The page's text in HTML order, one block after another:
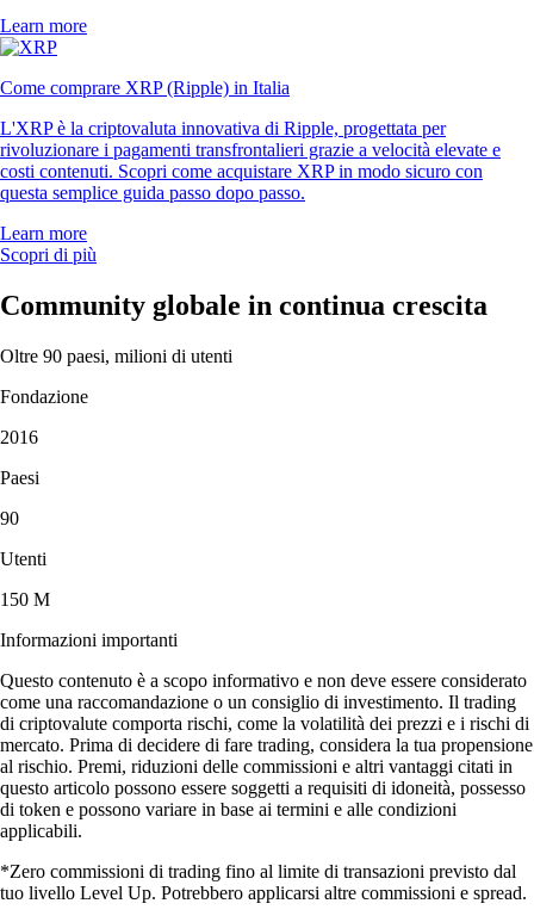
Learn more
Come comprare XRP (Ripple) in Italia
L'XRP è la criptovaluta innovativa di Ripple, progettata per
rivoluzionare i pagamenti transfrontalieri grazie a velocità elevate e
costi contenuti. Scopri come acquistare XRP in modo sicuro con
questa semplice guida passo dopo passo.
Learn more
Scopri di più
Community globale in continua crescita
Oltre 90 paesi, milioni di utenti
Fondazione
2016
Paesi
90
Utenti
150 M
Informazioni importanti
Questo contenuto è a scopo informativo e non deve essere considerato
come una raccomandazione o un consiglio di investimento. Il trading
di criptovalute comporta rischi, come la volatilità dei prezzi e i rischi di
mercato. Prima di decidere di fare trading, considera la tua propensione
al rischio. Premi, riduzioni delle commissioni e altri vantaggi citati in
questo articolo possono essere soggetti a requisiti di idoneità, possesso
di token e possono variare in base ai termini e alle condizioni
applicabili.
*Zero commissioni di trading fino al limite di transazioni previsto dal
tuo livello Level Up. Potrebbero applicarsi altre commissioni e spread.